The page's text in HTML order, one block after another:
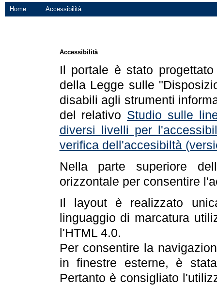
Home Accessibilità
Accessibilità
Il portale è stato
della Legge sulle
disabili agli strumenti
del relativo Studio sulle
diversi livelli per
verifica dell'accesibiltà
Nella parte superiore
orizzontale per consentire
Il layout è realizzato
linguaggio di marcatura
l'HTML 4.0.
Per consentire la
in finestre esterne, è
Pertanto è consigliato